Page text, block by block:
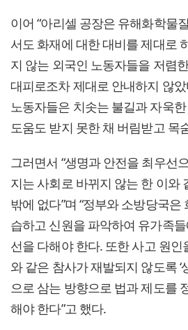
이어 “아리셀 공장은 유해화학물
서도 화재에 대한 대비를 제대로
지 않는 외국인 노동자들을 저렴
대피로조차 제대로 안내하지 않
노동자들은 치솟는 불길과 자욱
도움도 받지 못한 채 버림받고 목
그러면서 “생명과 안전을 최우선
지는 사회로 바뀌지 않는 한 이와
밖에 없다”며 “정부와 소방당국
습하고 신원을 파악하여 유가족
선을 다해야 한다. 또한 사고 원인
와 같은 참사가 재발되지 않도록 ‘
으로 삼는 방향으로 법과 제도를
해야 한다”고 했다.